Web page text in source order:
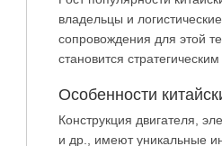
владельцы и
сопровождения для этой
становится
Особенности
Конструкция двигателя,
и др., имеют уникальные